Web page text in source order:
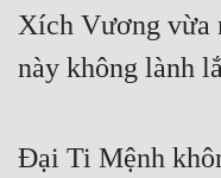
Xích Vương vừa
này không lành
Đại Ti Mệnh